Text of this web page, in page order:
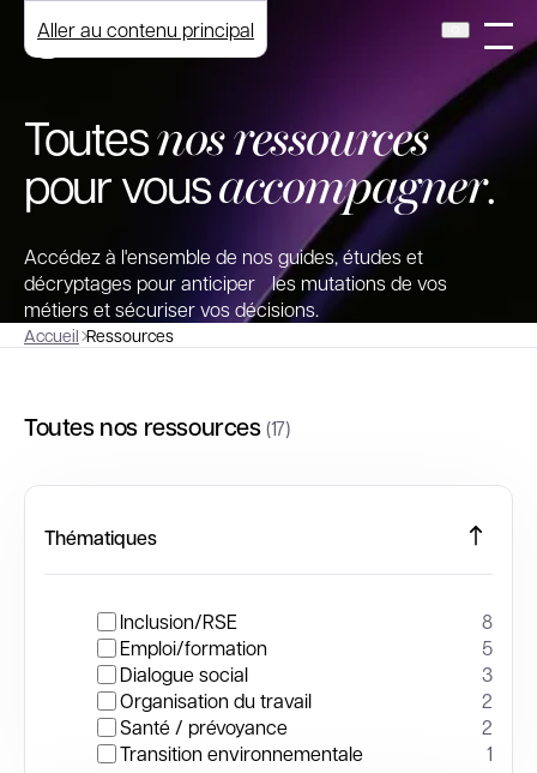
Aller au contenu principal
Toutesnos ressources
pour vousaccompagner.
Accédez à l'ensemble de nos guides, études et
décryptages pour anticiper les mutations de vos
métiers et sécuriser vos décisions.
Accueil Ressources
Toutes nos ressources(17)
Thématiques
Inclusion/RSE
8
Emploi/formation
5
Dialogue social
3
Organisation du travail
2
Santé / prévoyance
2
Transition environnementale
1